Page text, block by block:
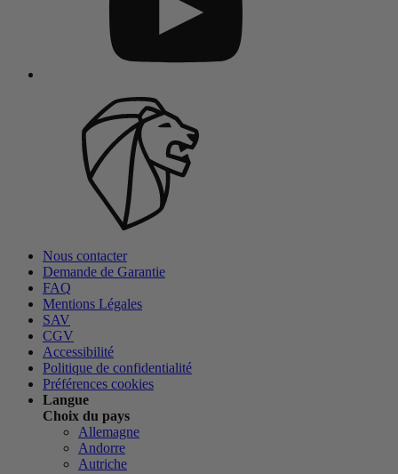
Nous contacter
Demande de Garantie
FAQ
Mentions Légales
SAV
CGV
Accessibilité
Politique de confidentialité
Préférences cookies
Langue
Choix du pays
Allemagne
Andorre
Autriche